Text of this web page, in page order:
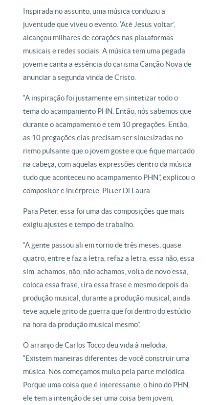
Inspirada no assunto, uma música conduziu a
juventude que viveu o evento. ‘Até Jesus voltar’,
alcançou milhares de corações nas plataformas
musicais e redes sociais. A música tem uma pegada
jovem e canta a essência do carisma Canção Nova de
anunciar a segunda vinda de Cristo.
“A inspiração foi justamente em sintetizar todo o
tema do acampamento PHN. Então, nós sabemos que
durante o acampamento e tem 10 pregações. Então,
as 10 pregações elas precisam ser sintetizadas no
ritmo pulsante que o jovem goste e que fique marcado
na cabeça, com aquelas expressões dentro da música
tudo que aconteceu no acampamento PHN”, explicou o
compositor e intérprete, Pitter Di Laura.
Para Peter, essa foi uma das composições que mais
exigiu ajustes e tempo de trabalho.
“A gente passou ali em torno de três meses, quase
quatro, entre e faz a letra, refaz a letra, essa não, essa
sim, achamos, não, não achamos, volta de novo essa,
coloca essa frase, tira essa frase e mesmo depois da
produção musical, durante a produção musical, ainda
teve aquele grito de guerra que foi dentro do estúdio
na hora da produção musical mesmo”.
O arranjo de Carlos Tocco deu vida à melodia.
“Existem maneiras diferentes de você construir uma
música. Nós começamos muito pela parte melódica.
Porque uma coisa que é interessante, o hino do PHN,
ele tem a intenção de ser uma coisa bem jovem,